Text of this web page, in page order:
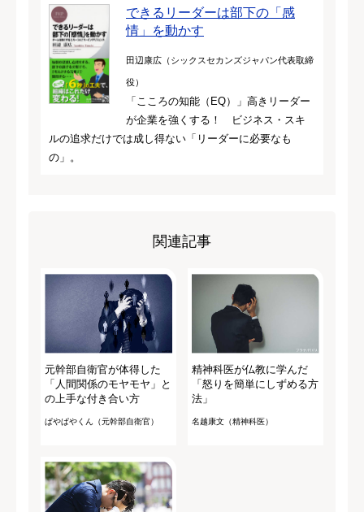
できるリーダーは部下の「感
情」を動かす
田辺康広（シックスセカンズジャパン代表取締
役）
「こころの知能（EQ）」高きリーダー
が企業を強くする！ ビジネス・スキ
ルの追求だけでは成し得ない「リーダーに必要なも
の」。
関連記事
元幹部自衛官が体得した
「人間関係のモヤモヤ」と
の上手な付き合い方
ぱやぱやくん（元幹部自衛官）
精神科医が仏教に学んだ
「怒りを簡単にしずめる方
法」
名越康文（精神科医）